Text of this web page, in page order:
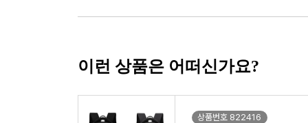
이런 상품은 어떠신가요?
상품번호 822416